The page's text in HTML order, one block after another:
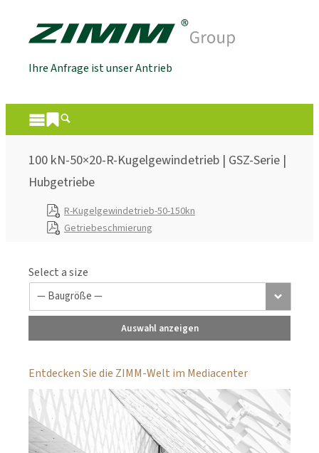
Ihre Anfrage ist unser Antrieb
100 kN-50×20-R-Kugelgewindetrieb | GSZ-Serie |
Hubgetriebe
R-Kugelgewindetrieb-50-150kn
Getriebeschmierung
Select a size
Auswahl anzeigen
Entdecken Sie die ZIMM-Welt im Mediacenter